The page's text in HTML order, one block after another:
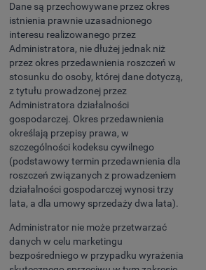
Dane są przechowywane przez okres
istnienia prawnie uzasadnionego
interesu realizowanego przez
Administratora, nie dłużej jednak niż
przez okres przedawnienia roszczeń w
stosunku do osoby, której dane dotyczą,
z tytułu prowadzonej przez
Administratora działalności
gospodarczej. Okres przedawnienia
określają przepisy prawa, w
szczególności kodeksu cywilnego
(podstawowy termin przedawnienia dla
roszczeń związanych z prowadzeniem
działalności gospodarczej wynosi trzy
lata, a dla umowy sprzedaży dwa lata).
Administrator nie może przetwarzać
danych w celu marketingu
bezpośredniego w przypadku wyrażenia